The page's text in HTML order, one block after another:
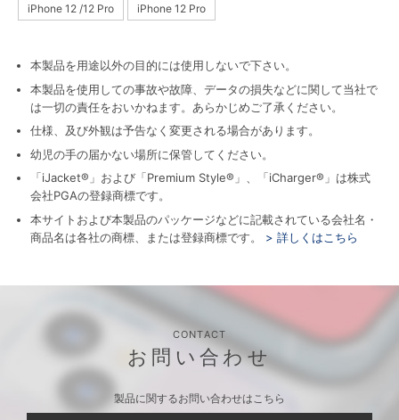
iPhone 12 /12 Pro iPhone 12 Pro
本製品を用途以外の目的には使用しないで下さい。
本製品を使用しての事故や故障、データの損失などに関して当社で
は一切の責任をおいかねます。あらかじめご了承ください。
仕様、及び外観は予告なく変更される場合があります。
幼児の手の届かない場所に保管してください。
「iJacket®」および「Premium Style®」、「iCharger®」は株式
会社PGAの登録商標です。
本サイトおよび本製品のパッケージなどに記載されている会社名・
商品名は各社の商標、または登録商標です。
> 詳しくはこちら
CONTACT
お問い合わせ
製品に関するお問い合わせはこちら